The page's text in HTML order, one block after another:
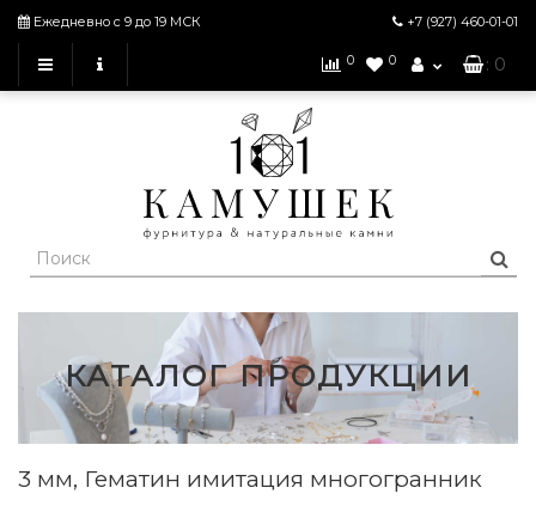
Ежедневно с 9 до 19 МСК +7 (927) 460-01-01
0 0 : 0
КАТАЛОГ ПРОДУКЦИИ
3 мм, Гематин имитация многогранник